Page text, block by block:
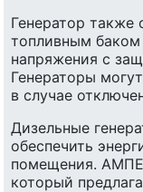
Генератор
топливным баком
напряжения с
Генераторы
в случае
Дизельные
обеспечить
помещения.
который